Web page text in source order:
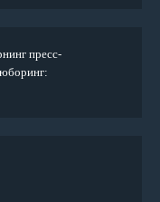
пресс-